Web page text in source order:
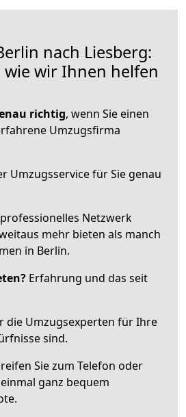
nach Liesberg:
wie wir Ihnen helfen
richtig, wenn Sie einen
Umzugsfirma
Umzugsservice für Sie genau
Netzwerk
mehr bieten als manch
in Berlin.
Erfahrung und das seit
die Umzugsexperten für Ihre
sind.
Sie zum Telefon oder
ganz bequem